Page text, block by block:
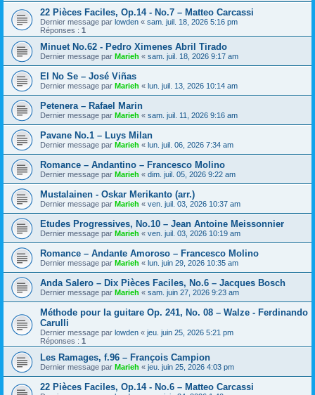
22 Pièces Faciles, Op.14 - No.7 – Matteo Carcassi
Dernier message par lowden « sam. juil. 18, 2026 5:16 pm
Réponses : 1
Minuet No.62 - Pedro Ximenes Abril Tirado
Dernier message par Marieh « sam. juil. 18, 2026 9:17 am
El No Se – José Viñas
Dernier message par Marieh « lun. juil. 13, 2026 10:14 am
Petenera – Rafael Marin
Dernier message par Marieh « sam. juil. 11, 2026 9:16 am
Pavane No.1 – Luys Milan
Dernier message par Marieh « lun. juil. 06, 2026 7:34 am
Romance – Andantino – Francesco Molino
Dernier message par Marieh « dim. juil. 05, 2026 9:22 am
Mustalainen - Oskar Merikanto (arr.)
Dernier message par Marieh « ven. juil. 03, 2026 10:37 am
Etudes Progressives, No.10 – Jean Antoine Meissonnier
Dernier message par Marieh « ven. juil. 03, 2026 10:19 am
Romance – Andante Amoroso – Francesco Molino
Dernier message par Marieh « lun. juin 29, 2026 10:35 am
Anda Salero – Dix Pièces Faciles, No.6 – Jacques Bosch
Dernier message par Marieh « sam. juin 27, 2026 9:23 am
Méthode pour la guitare Op. 241, No. 08 – Walze - Ferdinando
Carulli
Dernier message par lowden « jeu. juin 25, 2026 5:21 pm
Réponses : 1
Les Ramages, f.96 – François Campion
Dernier message par Marieh « jeu. juin 25, 2026 4:03 pm
22 Pièces Faciles, Op.14 - No.6 – Matteo Carcassi